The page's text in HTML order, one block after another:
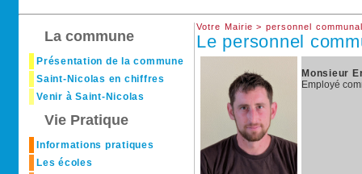
La commune
Présentation de la commune
Saint-Nicolas en chiffres
Venir à Saint-Nicolas
Vie Pratique
Informations pratiques
Les écoles
Votre Mairie > personnel
Le personnel
Monsieur
Employé